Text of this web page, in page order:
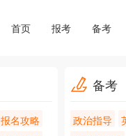
首页 报考 备考
报名攻略
备考
政治指导